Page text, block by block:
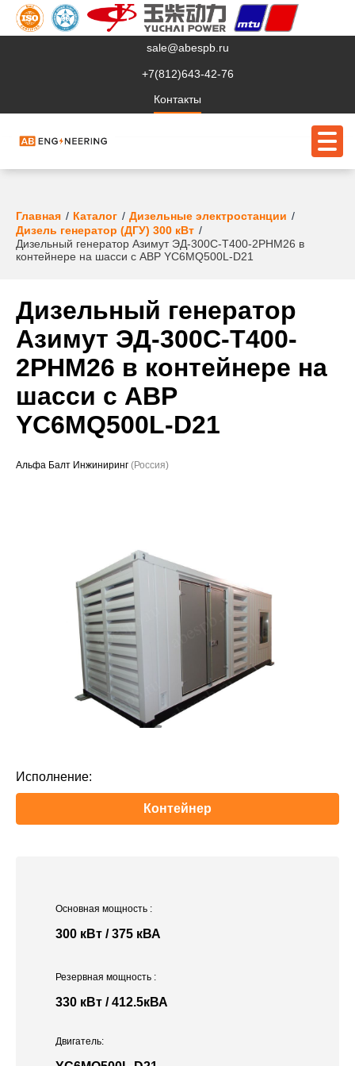
sale@abespb.ru
+7(812)643-42-76
Контакты
О компании
Клиентам
Сервис
Судовое ЭО
Проекты
Главная Каталог
Дизельные электростанции
Дизель генератор (ДГУ) 300 кВт
Дизельный генератор Азимут ЭД-300С-Т400-2РНМ26 в
контейнере на шасси с АВР YC6MQ500L-D21
Дизельный генератор
Азимут ЭД-300С-Т400-
2РНМ26 в контейнере на
шасси с АВР
YC6MQ500L-D21
Альфа Балт Инжиниринг (Россия)
Исполнение:
Контейнер
Основная мощность :
300 кВт / 375 кВА
Двигатель:
Резервная мощность :
330 кВт / 412.5кВА